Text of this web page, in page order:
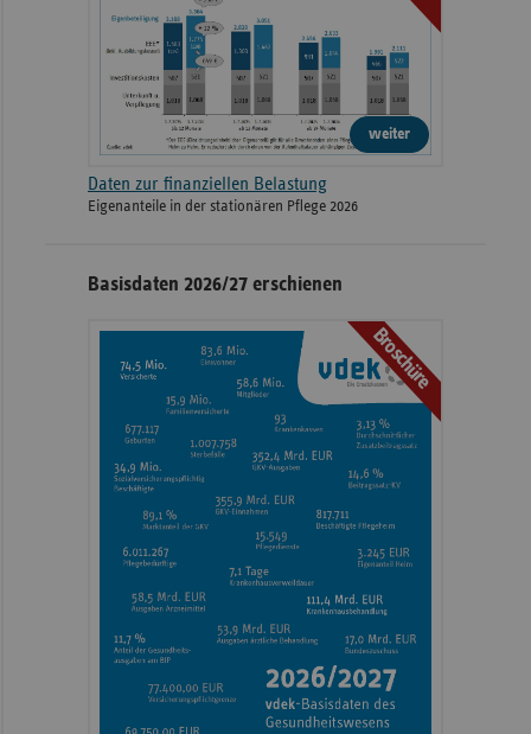
weiter
Daten zur finanziellen Belastung
Eigenanteile in der stationären Pflege 2026
Basisdaten 2026/27 erschienen
Broschüre